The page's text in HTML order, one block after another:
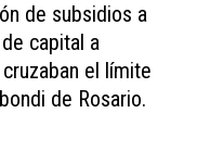
de subsidios a
capital a
el límite
de Rosario.